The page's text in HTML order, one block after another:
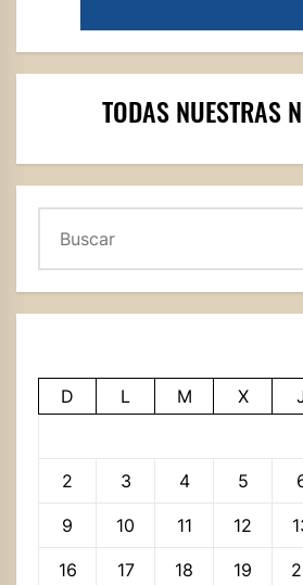
TODAS NUESTRAS
D L M X
2 3 4 5
9 10 11 12
16 17 18 19